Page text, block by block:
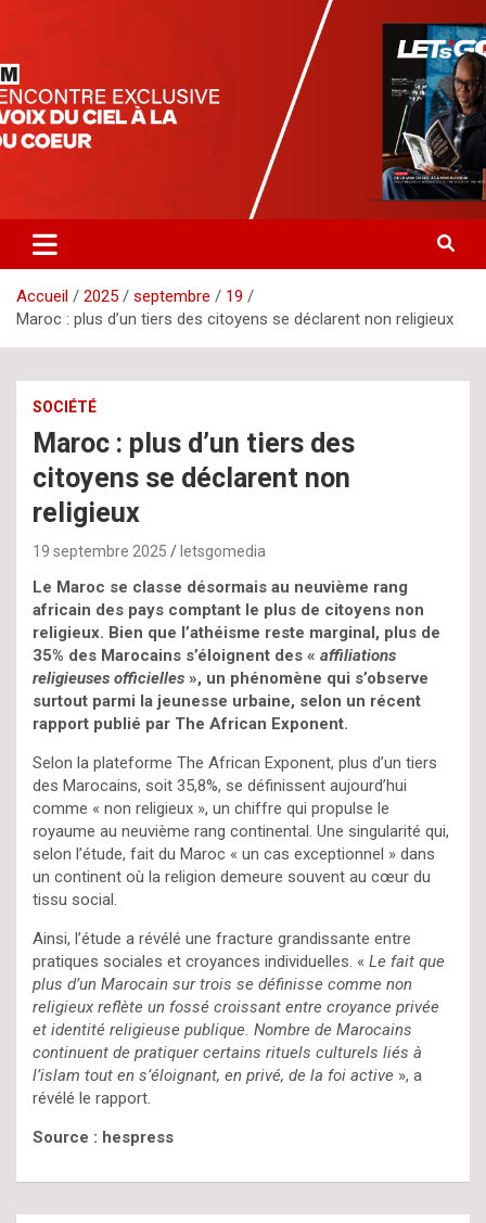
letsgomedia-ci.com
Accueil 2025 septembre
19
Maroc : plus d’un tiers des citoyens se déclarent non religieux
SOCIÉTÉ
Maroc : plus d’un tiers des
citoyens se déclarent non
religieux
19 septembre 2025 letsgomedia
Le Maroc se classe désormais au neuvième rang
africain des pays comptant le plus de citoyens non
religieux. Bien que l’athéisme reste marginal, plus de
35% des Marocains s’éloignent des « affiliations
religieuses officielles », un phénomène qui s’observe
surtout parmi la jeunesse urbaine, selon un récent
rapport publié par The African Exponent.
Selon la plateforme The African Exponent, plus d’un tiers
des Marocains, soit 35,8%, se définissent aujourd’hui
comme « non religieux », un chiffre qui propulse le
royaume au neuvième rang continental. Une singularité qui,
selon l’étude, fait du Maroc « un cas exceptionnel » dans
un continent où la religion demeure souvent au cœur du
tissu social.
Ainsi, l’étude a révélé une fracture grandissante entre
pratiques sociales et croyances individuelles. « Le fait que
plus d’un Marocain sur trois se définisse comme non
religieux reflète un fossé croissant entre croyance privée
et identité religieuse publique. Nombre de Marocains
continuent de pratiquer certains rituels culturels liés à
l’islam tout en s’éloignant, en privé, de la foi active », a
révélé le rapport.
Source : hespress